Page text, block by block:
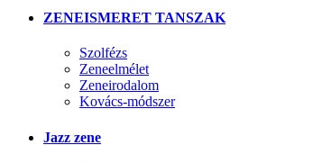
ZENEISMERET TANSZAK
Szolfézs
Zeneelmélet
Zeneirodalom
Kovács-módszer
Jazz zene